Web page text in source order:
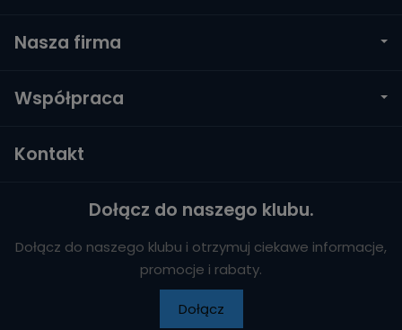
Nasza firma
Współpraca
Kontakt
Dołącz do naszego klubu.
Dołącz do naszego klubu i otrzymuj ciekawe informacje,
promocje i rabaty.
Dołącz